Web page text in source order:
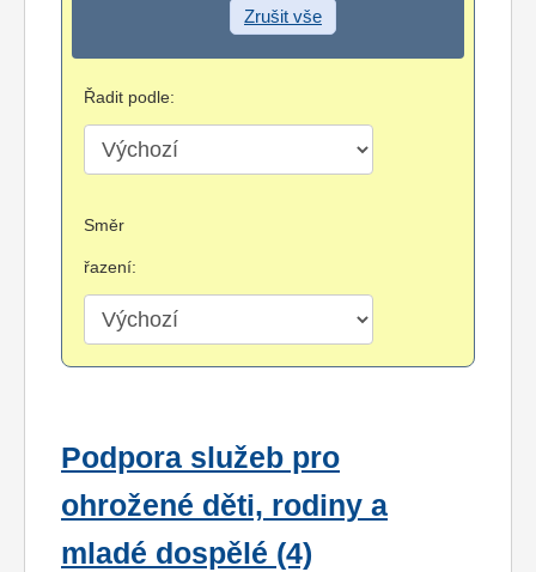
Zrušit vše
Řadit podle:
Směr
řazení:
Podpora služeb pro
ohrožené děti, rodiny a
mladé dospělé (4)